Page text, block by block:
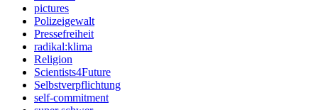
pictures
Polizeigewalt
Pressefreiheit
radikal:klima
Religion
Scientists4Future
Selbstverpflichtung
self-commitment